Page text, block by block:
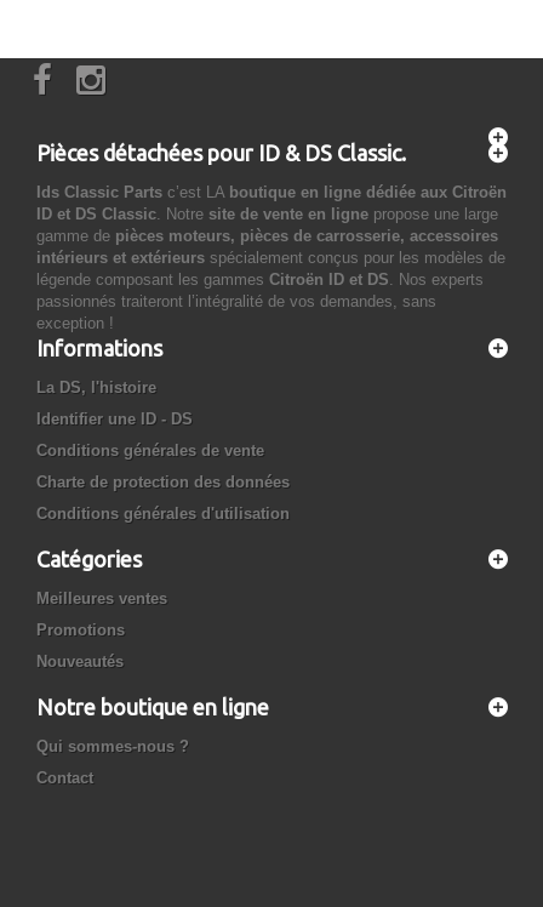
Pièces détachées pour ID & DS Classic.
Ids Classic Parts c’est LA boutique en ligne dédiée aux Citroën
ID et DS Classic. Notre site de vente en ligne propose une large
gamme de pièces moteurs, pièces de carrosserie, accessoires
intérieurs et extérieurs spécialement conçus pour les modèles de
légende composant les gammes Citroën ID et DS. Nos experts
passionnés traiteront l’intégralité de vos demandes, sans
exception !
Informations
La DS, l'histoire
Identifier une ID - DS
Conditions générales de vente
Charte de protection des données
Conditions générales d'utilisation
Catégories
Meilleures ventes
Promotions
Nouveautés
Notre boutique en ligne
Qui sommes-nous ?
Contact